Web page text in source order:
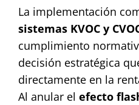
La implementación
sistemas KVOC y
cumplimiento
decisión estratégica
directamente en la
Al anular el efecto